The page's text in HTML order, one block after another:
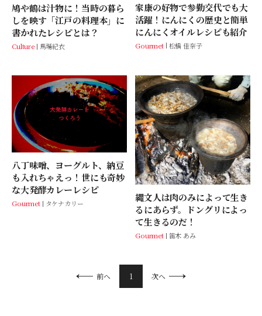
鳩や鶴は汁物に！当時の暮ら
しを映す「江戸の料理本」に
書かれたレシピとは？
Culture 馬場紀衣
家康の好物で参勤交代でも大
活躍！にんにくの歴史と簡単
にんにくオイルレシピも紹介
Gourmet 松橋 佳奈子
八丁味噌、ヨーグルト、納豆
も入れちゃえっ！世にも奇妙
な大発酵カレーレシピ
Gourmet タケナカリー
縄文人は肉のみによって生き
るにあらず。ドングリによっ
て生きるのだ！
Gourmet 笛木 あみ
前へ 1 次へ